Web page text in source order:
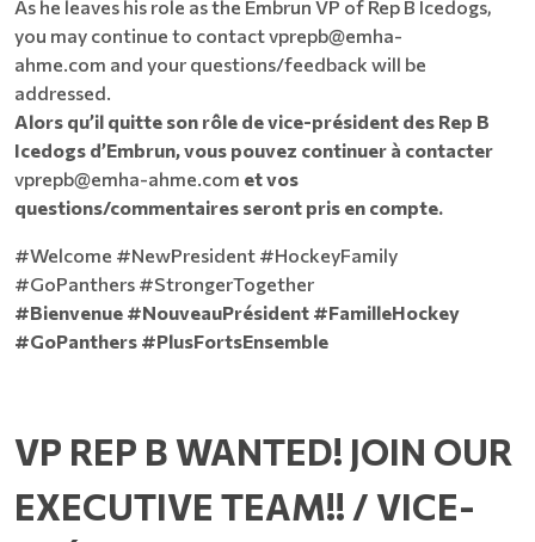
As he leaves his role as the Embrun VP of Rep B Icedogs,
you may continue to contactvprepb@emha-
ahme.com and your questions/feedback will be
addressed.
Alors qu’il quitte son rôle de vice-président des Rep B
Icedogs d’Embrun, vous pouvez continuer à contacter
vprepb@emha-ahme.com et vos
questions/commentaires seront pris en compte.
#Welcome #NewPresident #HockeyFamily
#GoPanthers #StrongerTogether
#Bienvenue #NouveauPrésident #FamilleHockey
#GoPanthers #PlusFortsEnsemble
VP REP B WANTED! JOIN OUR
EXECUTIVE TEAM!! / VICE-